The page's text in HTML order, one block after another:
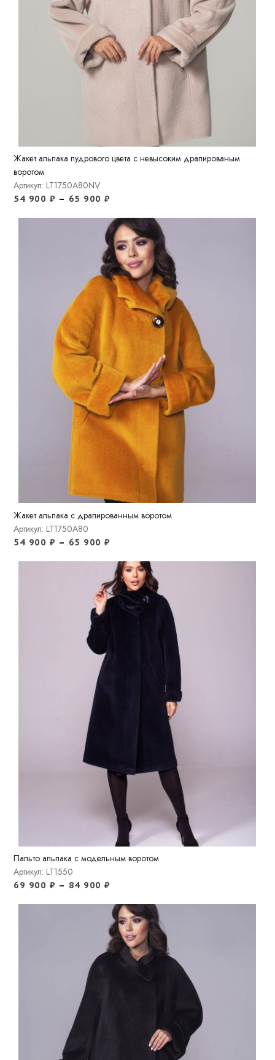
Жакет альпака пудрового цвета с невысоким драпированым
воротом
Артикул: LT1750A80NV
54 900 ₽ – 65 900₽
Жакет альпака с драпированным воротом
Артикул: LT1750A80
54 900 ₽ – 65 900₽
Пальто альпака с модельным воротом
Артикул: LT1550
69 900 ₽ – 84 900₽